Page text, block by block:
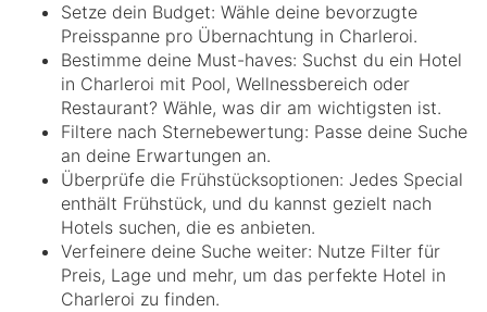
Setze dein Budget: Wähle deine bevorzugte
Preisspanne pro Übernachtung in Charleroi.
Bestimme deine Must-haves: Suchst du ein Hotel
in Charleroi mit Pool, Wellnessbereich oder
Restaurant? Wähle, was dir am wichtigsten ist.
Filtere nach Sternebewertung: Passe deine Suche
an deine Erwartungen an.
Überprüfe die Frühstücksoptionen: Jedes Special
enthält Frühstück, und du kannst gezielt nach
Hotels suchen, die es anbieten.
Verfeinere deine Suche weiter: Nutze Filter für
Preis, Lage und mehr, um das perfekte Hotel in
Charleroi zu finden.